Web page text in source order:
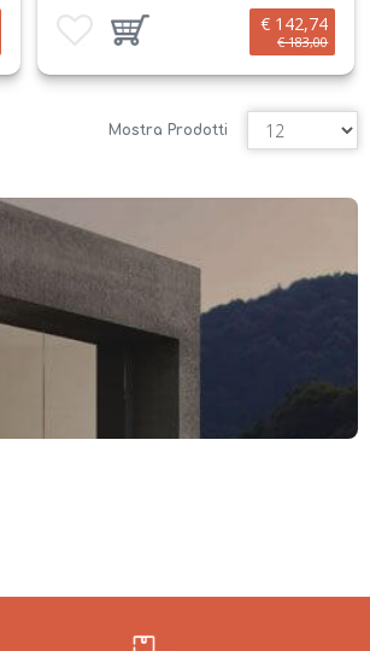
Aggiungi ai preferitiAggiungi prodotto al carrello€ 142,74
€ 183,00
Mostra Prodotti